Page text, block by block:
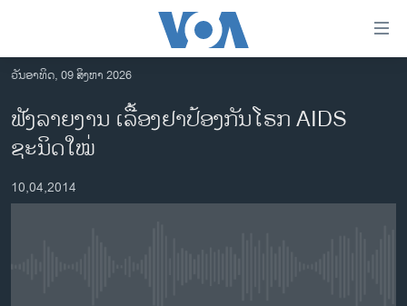
ເຂົ້າ
ຫາ
ຂ້າມ
ຂ້າມ
ໄປ
ລາວ
ອາເມຣິກາ
ການເລືອກຕັ້ງ ປະທານາທີບໍດີ ສະຫະລັດ 2024
ວັນອາທິດ, 09 ສິງຫາ 2026
ຟັງລາຍງານ ເລື້ອງຢາປ້ອງກັນໂຣກ AIDS
ຊະນິດໃໝ່
10,04,2014